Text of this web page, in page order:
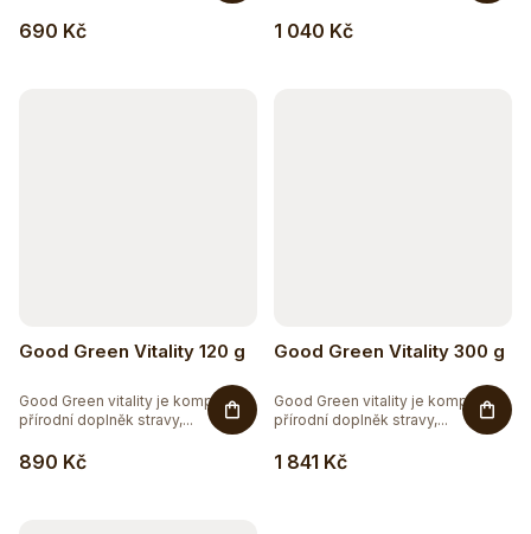
690 Kč 1 040 Kč
Good Green Vitality 120 g
890 Kč
Good Green vitality je komplexní
přírodní doplněk stravy,...
Good Green Vitality 300 g
1 841 Kč
Good Green vitality je komplexní
přírodní doplněk stravy,...